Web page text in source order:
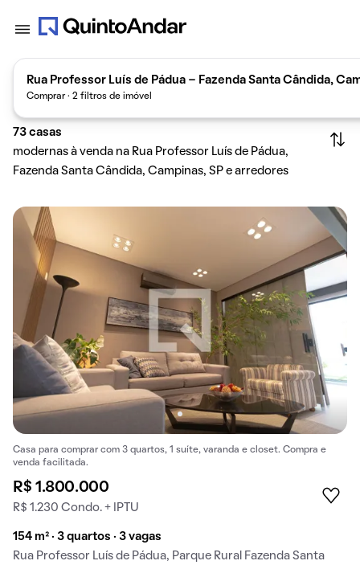
Rua Professor Luís de Pádua - Fazenda Santa Cândida,
Comprar · 2 filtros de imóvel
73 casas
modernas à venda na Rua Professor Luís de Pádua,
Fazenda Santa Cândida, Campinas, SP e arredores
Casa para comprar com 3 quartos, 1 suíte, varanda e closet. Compra e
venda facilitada.
R$ 1.800.000
R$ 1.230 Condo. + IPTU
154 m² · 3 quartos · 3 vagas
Rua Professor Luís de Pádua, Parque Rural Fazenda Santa